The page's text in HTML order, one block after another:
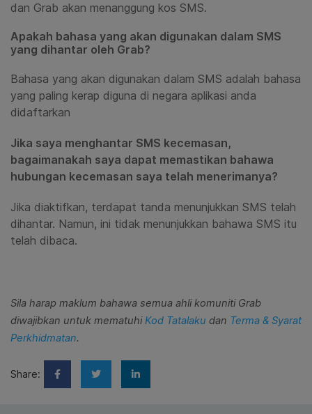
dan Grab akan menanggung kos SMS.
Apakah bahasa yang akan digunakan dalam SMS
yang dihantar oleh Grab?
Bahasa yang akan digunakan dalam SMS adalah bahasa
yang paling kerap diguna di negara aplikasi anda
didaftarkan
Jika saya menghantar SMS kecemasan,
bagaimanakah saya dapat memastikan bahawa
hubungan kecemasan saya telah menerimanya?
Jika diaktifkan, terdapat tanda menunjukkan SMS telah
dihantar. Namun, ini tidak menunjukkan bahawa SMS itu
telah dibaca.
Sila harap maklum bahawa semua ahli komuniti Grab
diwajibkan untuk mematuhiKod Tatalaku dan Terma & Syarat
Perkhidmatan.
Share: